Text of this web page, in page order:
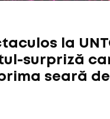
la
surpriză
seară